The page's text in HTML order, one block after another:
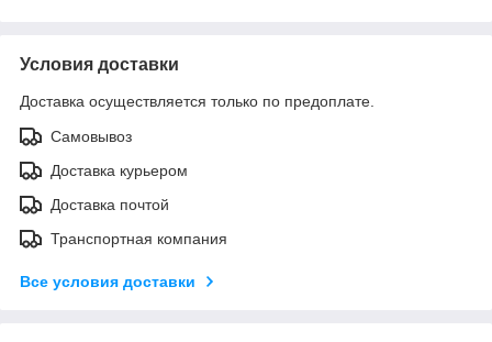
Условия доставки
Доставка осуществляется только по предоплате.
Самовывоз
Доставка курьером
Доставка почтой
Транспортная компания
Все условия доставки